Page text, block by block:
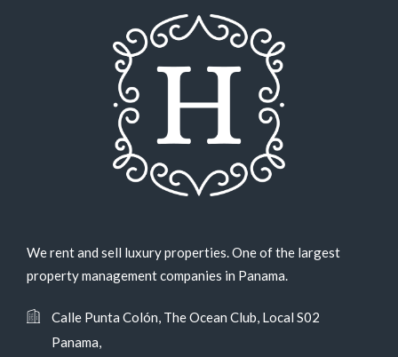
We rent and sell luxury properties. One of the largest
property management companies in Panama.
Calle Punta Colón, The Ocean Club, Local S02
Panama,